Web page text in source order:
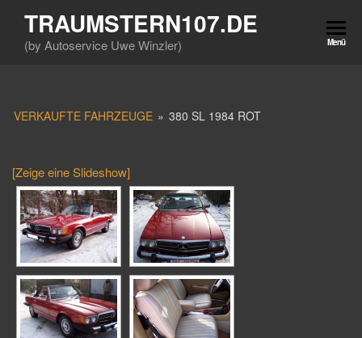
springen
TRAUMSTERN107.DE
(by Autoservice Uwe Winzler) Menü
VERKAUFTE FAHRZEUGE » 380 SL 1984 ROT
[Zeige eine Slideshow]